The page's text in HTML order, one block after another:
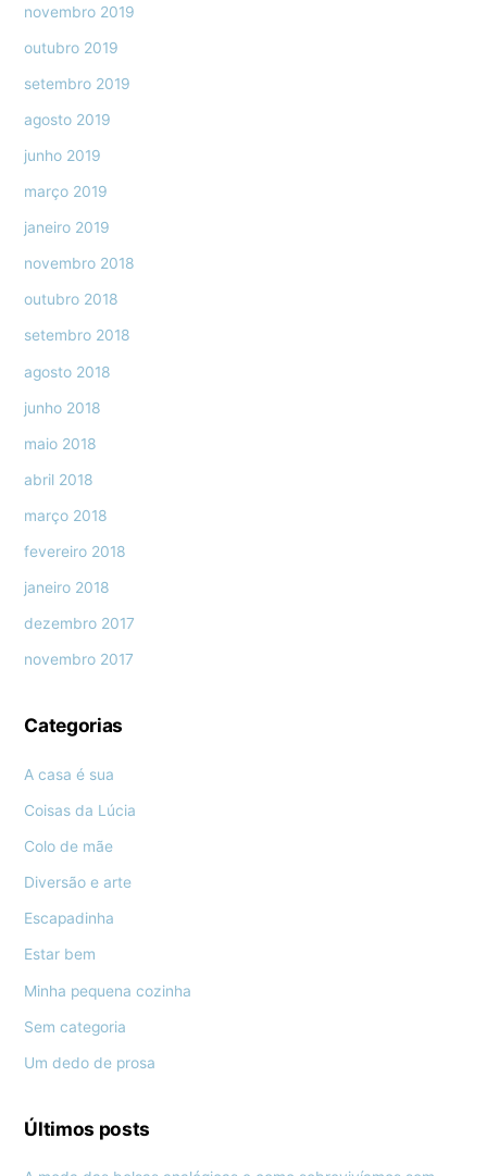
novembro 2019
outubro 2019
setembro 2019
agosto 2019
junho 2019
março 2019
janeiro 2019
novembro 2018
outubro 2018
setembro 2018
agosto 2018
junho 2018
maio 2018
abril 2018
março 2018
fevereiro 2018
janeiro 2018
dezembro 2017
novembro 2017
Categorias
A casa é sua
Coisas da Lúcia
Colo de mãe
Diversão e arte
Escapadinha
Estar bem
Minha pequena cozinha
Sem categoria
Um dedo de prosa
Últimos posts